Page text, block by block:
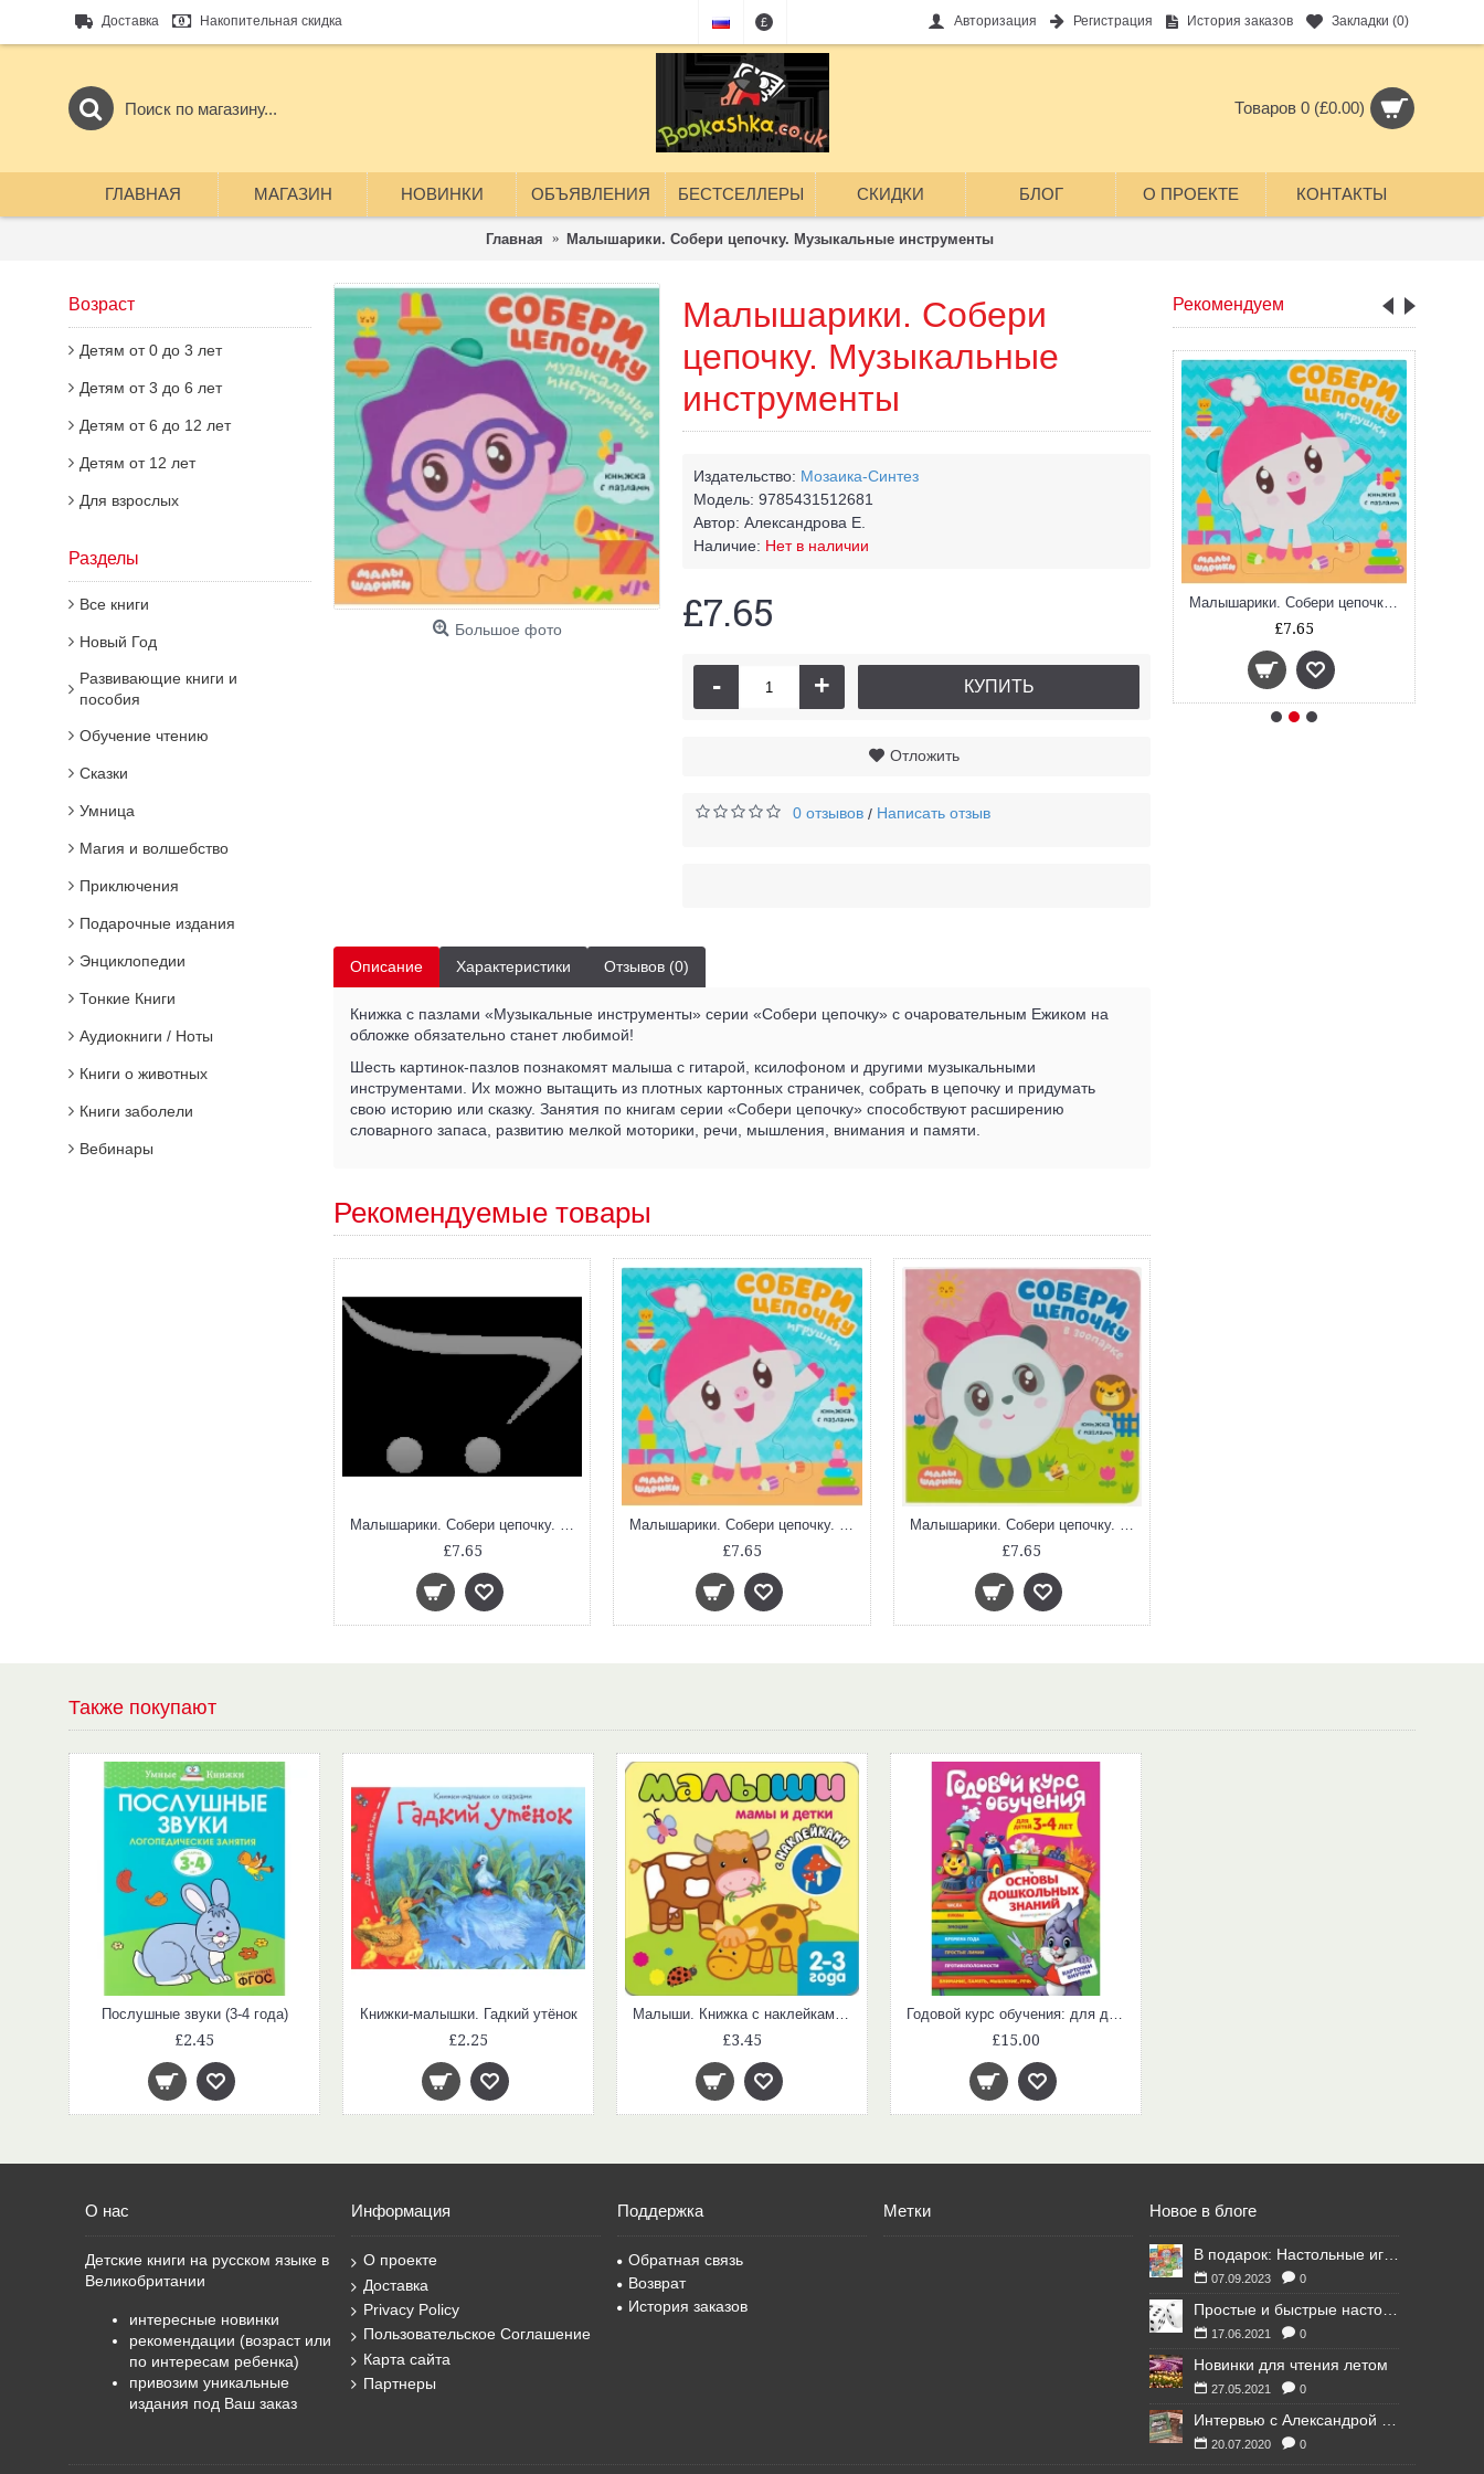
Доставка Накопительная скидка £ Авторизация Регистрация История заказов Закладки (0)
Товаров 0 (£0.00)
ГЛАВНАЯ МАГАЗИН НОВИНКИ ОБЪЯВЛЕНИЯ БЕСТСЕЛЛЕРЫ СКИДКИ БЛОГ О ПРОЕКТЕ КОНТАКТЫ
Главная Малышарики. Собери цепочку. Музыкальные инструменты
Возраст
Детям от 0 до 3 лет
Детям от 3 до 6 лет
Детям от 6 до 12 лет
Детям от 12 лет
Для взрослых
Разделы
Все книги
Новый Год
Развивающие книги и
пособия
Обучение чтению
Сказки
Умница
Магия и волшебство
Приключения
Подарочные издания
Энциклопедии
Тонкие Книги
Аудиокниги / Ноты
Книги о животных
Книги заболели
Вебинары
Рекомендуем
Малышарики. Собери цепочку. Игрушки
£7.65
Большое фото
Малышарики. Собери
цепочку. Музыкальные
инструменты
Издательство: Мозаика-Синтез
Модель: 9785431512681
Автор: Александрова Е.
Наличие: Нет в наличии
£7.65
- + КУПИТЬ
Отложить
0 отзывов / Написать отзыв
Описание Характеристики Отзывов (0)
Книжка с пазлами «Музыкальные инструменты» серии «Собери цепочку» с очаровательным Ежиком на
обложке обязательно станет любимой!
Шесть картинок-пазлов познакомят малыша с гитарой, ксилофоном и другими музыкальными
инструментами. Их можно вытащить из плотных картонных страничек, собрать в цепочку и придумать
свою историю или сказку. Занятия по книгам серии «Собери цепочку» способствуют расширению
словарного запаса, развитию мелкой моторики, речи, мышления, внимания и памяти.
Рекомендуемые товары
Малышарики. Собери цепочку. Транспорт
£7.65
Малышарики. Собери цепочку. Игрушки
£7.65
Малышарики. Собери цепочку. В зоопарке
£7.65
Также покупают
Послушные звуки (3-4 года)
£2.45
Книжки-малышки. Гадкий утёнок
£2.25
Малыши. Книжка с наклейками для самых маленьких. Мамы и детки
£3.45
Годовой курс обучения: для детей 3-4 лет (карточки Цифры)
£15.00
О нас
Детские книги на русском языке в
Великобритании
интересные новинки
рекомендации (возраст или
по интересам ребенка)
привозим уникальные
издания под Ваш заказ
Информация
О проекте
Доставка
Privacy Policy
Пользовательское Соглашение
Карта сайта
Партнеры
Поддержка
Обратная связь
Возврат
История заказов
Метки Новое в блоге
В подарок: Настольные игры для Ваших британских друзей
07.09.2023 0
Простые и быстрые настольные игры
17.06.2021 0
Новинки для чтения летом
27.05.2021 0
Интервью с Александрой Литвиной
20.07.2020 0